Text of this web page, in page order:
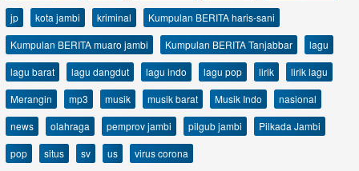
jp
kota jambi kriminal
Kumpulan BERITA haris-sani
Kumpulan BERITA muaro jambi
Kumpulan BERITA Tanjabbar
lagu
lagu barat
lagu dangdut lagu indo lagu pop lirik
lirik lagu
Merangin
mp3 musik musik barat Musik Indo
nasional
news
olahraga pemprov jambi pilgub jambi
Pilkada Jambi
pop
situs sv us virus corona